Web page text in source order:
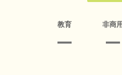
教育 非商用